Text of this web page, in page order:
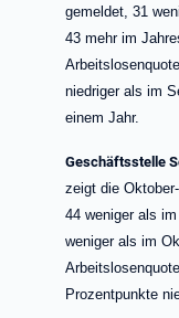
gemeldet, 31
43 mehr im
niedriger als im
einem Jahr.
Geschäftsstelle
zeigt die
44 weniger als
weniger als im
Prozentpunkte